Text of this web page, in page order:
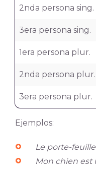
2nda persona sing.
3era persona sing.
1era persona plur.
2nda persona plur.
3era persona plur.
Ejemplos:
Le porte-
Mon chien est